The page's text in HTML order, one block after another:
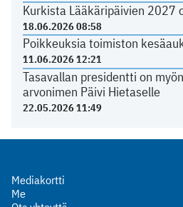
Kurkista Lääkäripäivien 2027
18.06.2026 08:58
Poikkeuksia toimiston
11.06.2026 12:21
Tasavallan presidentti on
arvonimen Päivi Hietaselle
22.05.2026 11:49
Mediakortti
Me